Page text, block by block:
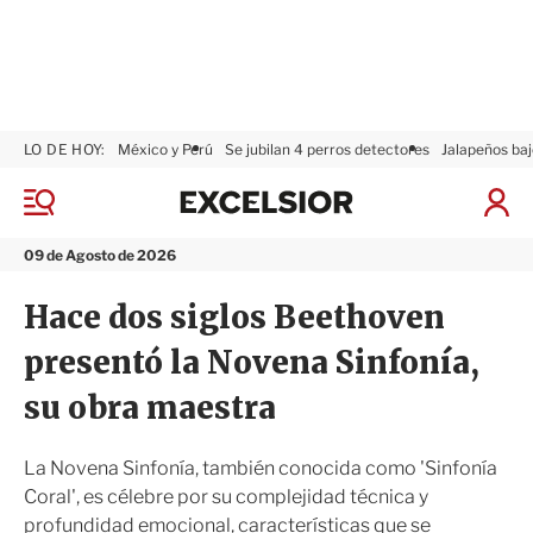
M
n
09 de Agosto de 2026
LO DE HOY: México y Perú Se jubilan 4 perros detectores Jalapeños
I
x
s
i
o
r
Hace dos siglos Beethoven
presentó la Novena Sinfonía,
su obra maestra
La Novena Sinfonía, también conocida como 'Sinfonía
Coral', es célebre por su complejidad técnica y
profundidad emocional, características que se